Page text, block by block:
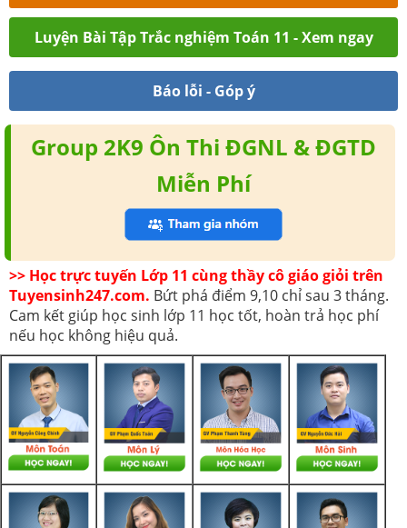
Luyện Bài Tập Trắc nghiệm Toán 11 - Xem ngay
Báo lỗi - Góp ý
Group 2K9 Ôn Thi ĐGNL & ĐGTD
Miễn Phí
>> Học trực tuyến Lớp 11 cùng thầy cô giáo giỏi trên
Tuyensinh247.com. Bứt phá điểm 9,10 chỉ sau 3 tháng.
Cam kết giúp học sinh lớp 11 học tốt, hoàn trả học phí
nếu học không hiệu quả.